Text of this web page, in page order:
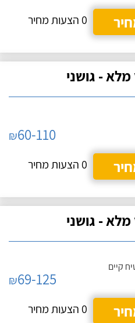
0 הצעות מחיר
- גושני
₪60-110
0 הצעות מחיר
- גושני
קיים
₪69-125
0 הצעות מחיר